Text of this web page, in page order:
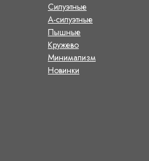
Силуэтные
А-силуэтные
Пышные
Кружево
Минимализм
Новинки